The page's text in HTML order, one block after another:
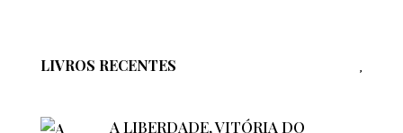
LIVROS RECENTES
A LIBERDADE, VITÓRIA DO